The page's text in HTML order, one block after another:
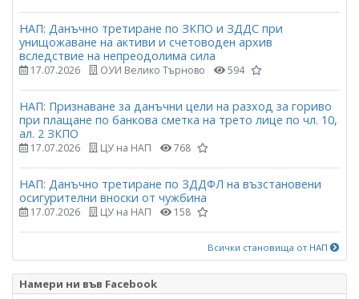
НАП: Данъчно третиране по ЗКПО и ЗДДС при
унищожаване на активи и счетоводен архив
вследствие на непреодолима сила
17.07.2026 ОУИ Велико Търново 594
НАП: Признаване за данъчни цели на разход за гориво
при плащане по банкова сметка на трето лице по чл. 10,
ал. 2 ЗКПО
17.07.2026 ЦУ на НАП 768
НАП: Данъчно третиране по ЗДДФЛ на възстановени
осигурителни вноски от чужбина
17.07.2026 ЦУ на НАП 158
Всички становища от НАП
Намери ни във Facebook